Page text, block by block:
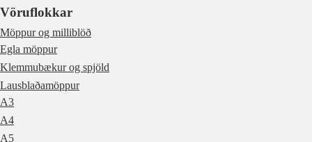
Vöruflokkar
Möppur og milliblöð
Egla möppur
Klemmubækur og spjöld
Lausblaðamöppur
A3
A4
A5